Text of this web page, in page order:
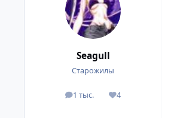
Seagull
Старожилы
1 тыс.
посты 4
Репутация